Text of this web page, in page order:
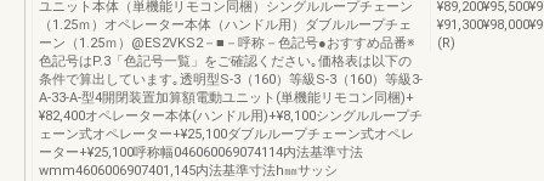
ユニット本体（単機能リモコン同梱）シングルループチェーン
（1.25ｍ）オペレーター本体（ハンドル用）ダブルループチェ
ーン（1.25ｍ）@ES2VKS2－■－呼称－色記号●おすすめ品番※
色記号はP.3「色記号一覧」をご確認ください｡価格表は以下の
条件で算出しています｡透明型S-3（160）等級S-3（160）等級3-
A-33-A-型4開閉装置加算額電動ユニット(単機能リモコン同梱)+
¥82,400オペレーター本体(ハンドル用)+¥8,100シングルループチ
ェーン式オペレーター+¥25,100ダブルループチェーン式オペレ
ーター+¥25,100呼称幅046060069074114内法基準寸法
wmm4606006907401,145内法基準寸法h㎜サッシ
(R)